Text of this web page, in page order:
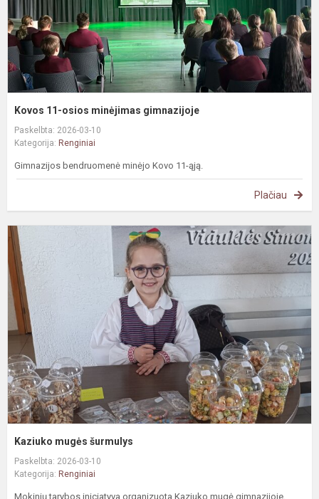
Kovos 11-osios minėjimas gimnazijoje
Paskelbta: 2026-03-10
Kategorija: Renginiai
Gimnazijos bendruomenė minėjo Kovo 11-ąją.
Plačiau
Kaziuko mugės šurmulys
Paskelbta: 2026-03-10
Kategorija: Renginiai
Mokinių tarybos iniciatyva organizuota Kaziuko mugė gimnazijoje.